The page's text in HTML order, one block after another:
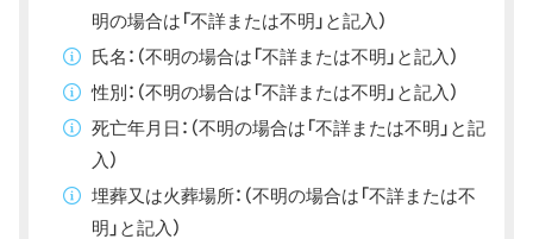
明の場合は「不詳または不明」と記入）
氏名：（不明の場合は「不詳または不明」と記入）
性別：（不明の場合は「不詳または不明」と記入）
死亡年月日：（不明の場合は「不詳または不明」と記
入）
埋葬又は火葬場所：（不明の場合は「不詳または不
明」と記入）